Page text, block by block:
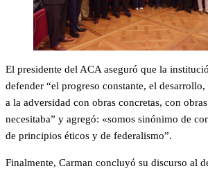
El presidente del ACA aseguró que la
defender “el progreso constante, el
a la adversidad con obras concretas, con
necesitaba” y agregó: «somos sinónimo de
de principios éticos y de federalismo”.
Finalmente, Carman concluyó su discurso al